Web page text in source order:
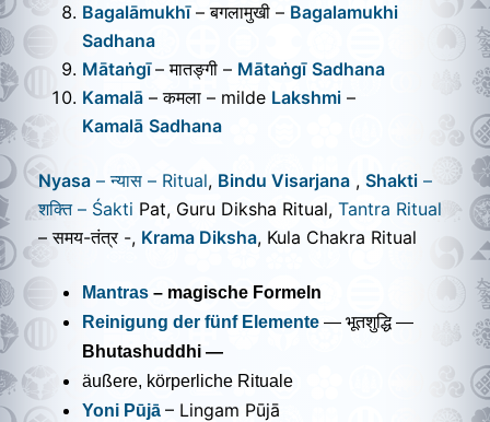
Bagalāmukhī– बगलामुखी – Bagalamukhi
Sadhana
Mātaṅgī – मातङ्गी – Mātaṅgī Sadhana
Kamalā – कमला – milde Lakshmi –
Kamalā Sadhana
Nyasa – न्यास – Ritual, Bindu Visarjana , Shakti –
शक्ति – Śakti Pat, Guru Diksha Ritual, Tantra Ritual
– समय-तंत्र -, Krama Diksha, Kula Chakra Ritual
Mantras – magische Formeln
Reinigung der fünf Elemente — भूतशुद्धि —
Bhutashuddhi —
äußere, körperliche Rituale
Yoni Pūjā – Lingam Pūjā